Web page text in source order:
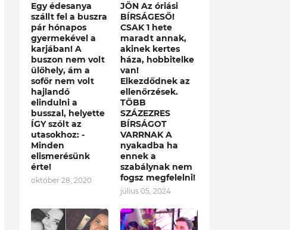
Egy édesanya
szállt fel a buszra
pár hónapos
gyermekével a
karjában! A
buszon nem volt
ülőhely, ám a
sofőr nem volt
hajlandó
elindulni a
busszal, helyette
ÍGY szólt az
utasokhoz: -
Minden
elismerésünk
érte!
október 28, 2020
JÖN Az óriási
BÍRSÁGESŐ!
CSAK 1 hete
maradt annak,
akinek kertes
háza, hobbitelke
van!
Elkezdődnek az
ellenőrzések.
TÖBB
SZÁZEZRES
BÍRSÁGOT
VARRNAK A
nyakadba ha
ennek a
szabálynak nem
fogsz megfelelni!
július 05, 2024